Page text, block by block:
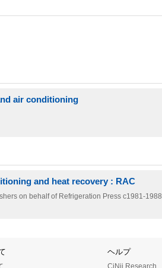
air conditioning
and heat recovery : RAC
on behalf of Refrigeration Press c1981-1988
ヘルプ
CiNii Research